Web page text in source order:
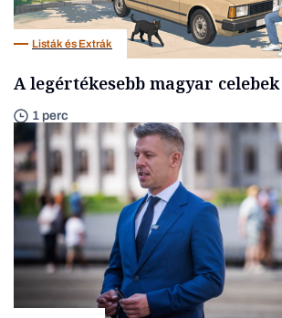
Listák és Extrák
A legértékesebb magyar celebek
1 perc